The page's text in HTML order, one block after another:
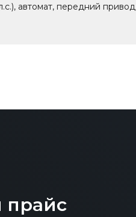
автомат, передний привод
прайс